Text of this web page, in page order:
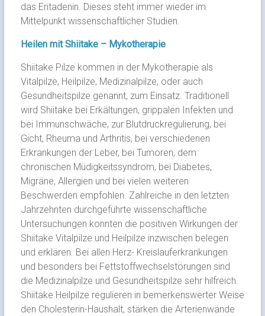
das Eritadenin. Dieses steht immer wieder im
Mittelpunkt wissenschaftlicher Studien.
Heilen mit Shiitake – Mykotherapie
Shiitake Pilze kommen in der Mykotherapie als
Vitalpilze, Heilpilze, Medizinalpilze, oder auch
Gesundheitspilze genannt, zum Einsatz. Traditionell
wird Shiitake bei Erkältungen, grippalen Infekten und
bei Immunschwäche, zur Blutdruckregulierung, bei
Gicht, Rheuma und Arthritis, bei verschiedenen
Erkrankungen der Leber, bei Tumoren, dem
chronischen Müdigkeitssyndrom, bei Diabetes,
Migräne, Allergien und bei vielen weiteren
Beschwerden empfohlen. Zahlreiche in den letzten
Jahrzehnten durchgeführte wissenschaftliche
Untersuchungen konnten die positiven Wirkungen der
Shiitake Vitalpilze und Heilpilze inzwischen belegen
und erklären. Bei allen Herz- Kreislauferkrankungen
und besonders bei Fettstoffwechselstörungen sind
die Medizinalpilze und Gesundheitspilze sehr hilfreich.
Shiitake Heilpilze regulieren in bemerkenswerter Weise
den Cholesterin-Haushalt, stärken die Arterienwände